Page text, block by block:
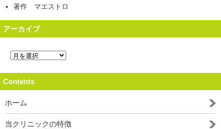
著作 マエストロ
アーカイブ
Contents
ホーム
当クリニックの特徴